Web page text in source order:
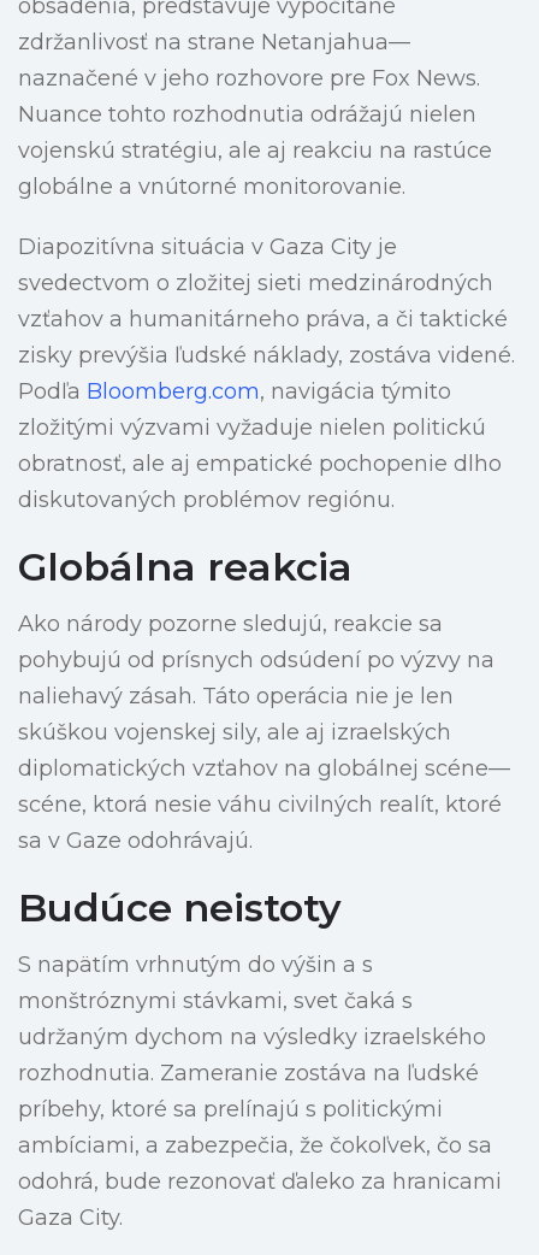
obsadenia, predstavuje vypočítané
zdržanlivosť na strane Netanjahua—
naznačené v jeho rozhovore pre Fox News.
Nuance tohto rozhodnutia odrážajú nielen
vojenskú stratégiu, ale aj reakciu na rastúce
globálne a vnútorné monitorovanie.
Diapozitívna situácia v Gaza City je
svedectvom o zložitej sieti medzinárodných
vzťahov a humanitárneho práva, a či taktické
zisky prevýšia ľudské náklady, zostáva videné.
Podľa Bloomberg.com, navigácia týmito
zložitými výzvami vyžaduje nielen politickú
obratnosť, ale aj empatické pochopenie dlho
diskutovaných problémov regiónu.
Globálna reakcia
Ako národy pozorne sledujú, reakcie sa
pohybujú od prísnych odsúdení po výzvy na
naliehavý zásah. Táto operácia nie je len
skúškou vojenskej sily, ale aj izraelských
diplomatických vzťahov na globálnej scéne—
scéne, ktorá nesie váhu civilných realít, ktoré
sa v Gaze odohrávajú.
Budúce neistoty
S napätím vrhnutým do výšin a s
monštróznymi stávkami, svet čaká s
udržaným dychom na výsledky izraelského
rozhodnutia. Zameranie zostáva na ľudské
príbehy, ktoré sa prelínajú s politickými
ambíciami, a zabezpečia, že čokoľvek, čo sa
odohrá, bude rezonovať ďaleko za hranicami
Gaza City.